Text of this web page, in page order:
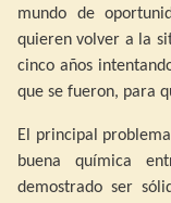
mundo de
quieren volver a la
cinco años
que se fueron, para
El principal
buena química
demostrado ser